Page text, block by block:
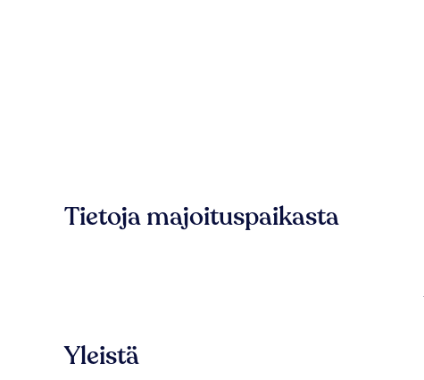
Tietoja majoituspaikasta
Yleistä